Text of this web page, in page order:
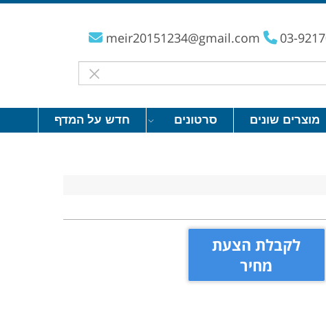
meir20151234@gmail.com 03-
מוצרים שונים סרטונים
חדש על המדף
לקבלת הצעת
מחיר